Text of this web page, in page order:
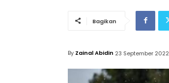
Bagikan
By Zainal Abidin 23 September 2022